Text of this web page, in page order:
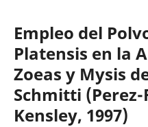
Empleo del
Platensis en la
Zoeas y Mysis
Schmitti
Kensley, 1997)